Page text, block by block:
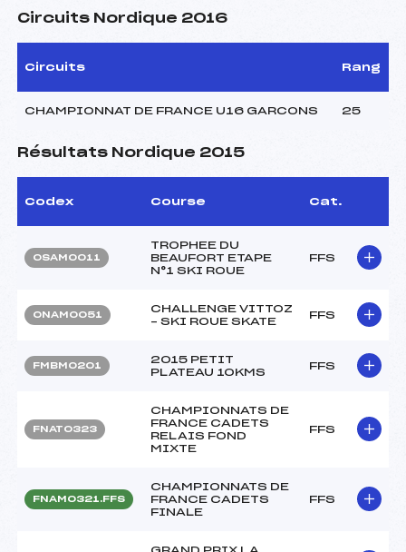
Circuits Nordique 2016
Circuits Rang
CHAMPIONNAT DE FRANCE U16 GARCONS 25
Résultats Nordique 2015
Codex Course Cat.
OSAM0011
TROPHEE DU
BEAUFORT ETAPE
N°1 SKI ROUE
FFS
ONAM0051
CHALLENGE VITTOZ
– SKI ROUE SKATE
FFS
FMBM0201
2015 PETIT
PLATEAU 10KMS
FFS
FNAT0323
CHAMPIONNATS DE
FRANCE CADETS
RELAIS FOND
MIXTE
FFS
FNAM0321.FFS
CHAMPIONNATS DE
FRANCE CADETS
FINALE
FFS
GRAND PRIX LA